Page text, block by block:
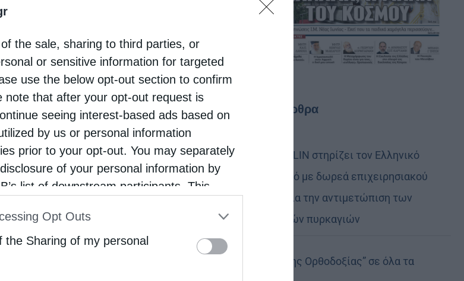
the sale, sharing to third parties, or
or sensitive information for targeted
use the below opt-out section to confirm
note that after your opt-out request is
seeing interest-based ads based on
by us or personal information
prior to your opt-out. You may separately
of your personal information by
list of downstream participants. This
Participantsthat may further disclose it to
Opt Outs
the Sharing of my personal
Τελευταία άρθρα
Η LEROY MERLIN στηρίζει τον Ελληνικό
Ερυθρό Σταυρό με δωρεά επιχειρησιακού
εξοπλισμού για την αντιμετώπιση των
καταστροφικών πυρκαγιών
Η “Κιβωτός της Ορθοδοξίας” σε όλα τα